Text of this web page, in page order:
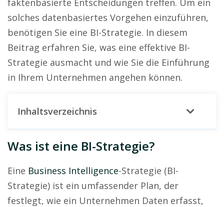
faktenbasierte Entscheidungen treffen. Um ein
solches datenbasiertes Vorgehen einzuführen,
benötigen Sie eine BI-Strategie. In diesem
Beitrag erfahren Sie, was eine effektive BI-
Strategie ausmacht und wie Sie die Einführung
in Ihrem Unternehmen angehen können.
Inhaltsverzeichnis
Was ist eine BI-Strategie?
Eine Business Intelligence-Strategie (BI-
Strategie) ist ein umfassender Plan, der
festlegt, wie ein Unternehmen Daten erfasst,